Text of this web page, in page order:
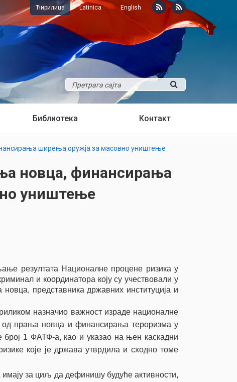
Ћирилица Latinica English
Библиотека Контакт
ширења оружја за масовно уништење
новца, финансирања
уништење
резултата Националне процене ризика у
и координатора коју су учествовали у
представника државних институција и
назначио важност израде националне
од прања новца и финансирања тероризма у
број 1 ФАТФ-а, као и указао на њен каскадни
које је држава утврдила и сходно томе
имају за циљ да дефинишу будуће активности,